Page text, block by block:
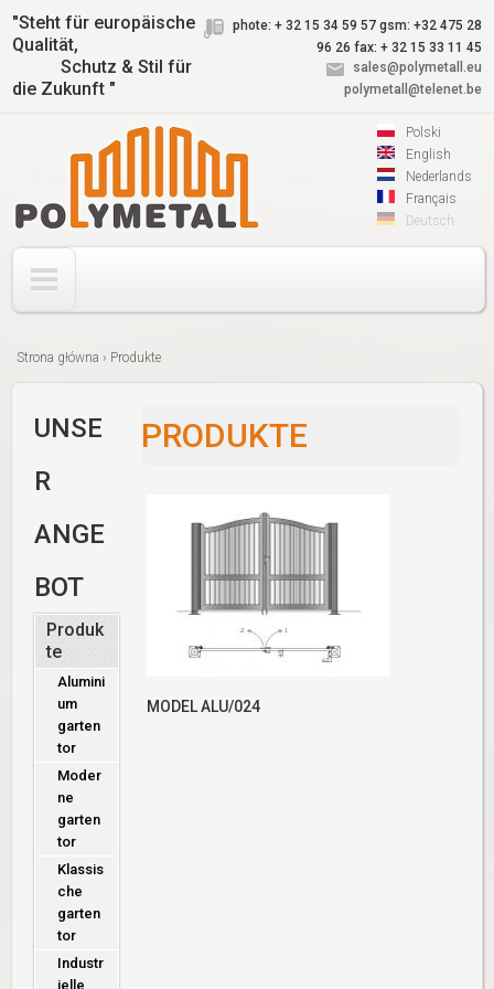
Jump to navigation
"Steht für europäische
Qualität,
Schutz & Stil für
die Zukunft "
phote: + 32 15 34 59 57 gsm: +32 475 28
96 26 fax: + 32 15 33 11 45
sales@polymetall.eu
polymetall@telenet.be
Polski
English
Nederlands
Français
Deutsch
sind
Strona główna › Produkte
PRODUKTE
MODEL ALU/024
UNSE
R
ANGE
BOT
Produk
te
Alumini
um
garten
tor
Moder
ne
garten
tor
Klassis
che
garten
tor
Industr
ielle